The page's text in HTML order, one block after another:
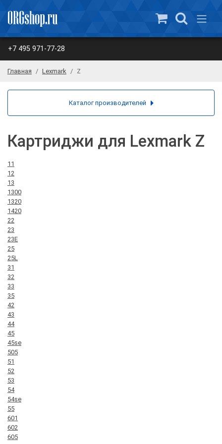
+7 495 971-77-28
Главная Lexmark Z
Картриджи для Lexmark Z
11
12
13
1300
1320
1420
22
23
23E
25
25L
31
32
33
35
42
43
44
45
45se
505
51
52
53
54
54se
55
601
602
605